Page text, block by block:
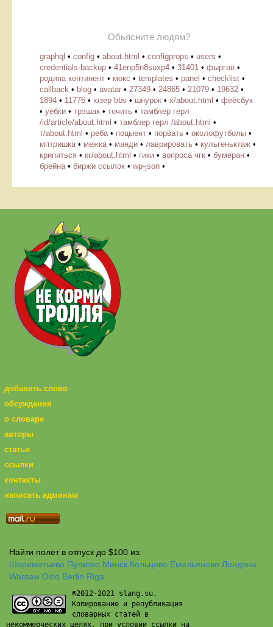
Обьясните людям?
graphql • config • about.html • configprops • users •
credentials-backup • 41enp5n8suxp4 • 31401 • фырган •
родина континент • мокс • templates • panel • checklist •
callback • blog • avatar • 27349 • 24865 • 21079 • 19632 •
1894 • 11776 • юзер bbs • шнурок • х/about.html • феёсбук
• уёбки • трэшак • точить • тамблер герл
/id/article/about.html • тамблер герл /about.html •
т/about.html • реба • поцыент • порвать • околофутболы •
мптришка • межка • манди • лаврировать • кульгеньктаж •
крипиться • кг/about.html • гики • вопроса чгк • бумеран •
брейна • биржи ссылок • wp-json •
добавить слово
обсуждения
о словаре
авторы
статьи
ссылки
контакты
написать админам
Найти полет в отпуск до $100 из:
Шереметьево Пулково Минск Кольцово Емельяново Лондона
Warsaw Oslo Berlin Riga
©2012-2021 slang.su.
Копирование и републикация
словарных статей в
некоммерческих целях, при условии ссылки на